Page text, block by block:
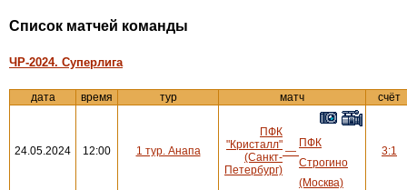
Cписок матчей команды
ЧР-2024. Суперлига
дата время тур матч счёт
24.05.2024 12:00 1 тур. Анапа
ПФК
"Кристалл"
(Санкт-
Петербург)
—
ПФК
Строгино
(Москва)
3:1